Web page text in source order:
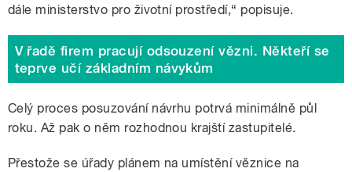
dále ministerstvo pro životní prostředí,“ popisuje.
V řadě firem pracují odsouzení vězni. Někteří se
teprve učí základním návykům
Celý proces posuzování návrhu potrvá minimálně půl
roku. Až pak o něm rozhodnou krajští zastupitelé.
Přestože se úřady plánem na umístění věznice na